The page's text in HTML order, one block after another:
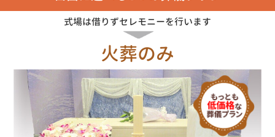
式場は借りずセレモニーを行います
火葬のみ